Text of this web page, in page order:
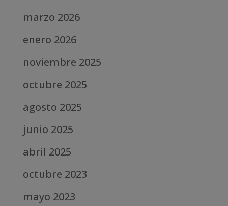
marzo 2026
enero 2026
noviembre 2025
octubre 2025
agosto 2025
junio 2025
abril 2025
octubre 2023
mayo 2023